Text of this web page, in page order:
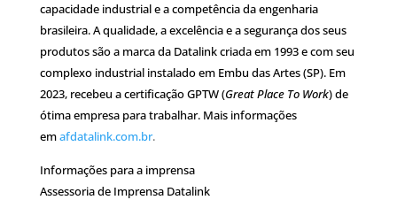
capacidade industrial e a competência da engenharia
brasileira. A qualidade, a excelência e a segurança dos seus
produtos são a marca da Datalink criada em 1993 e com seu
complexo industrial instalado em Embu das Artes (SP). Em
2023, recebeu a certificação GPTW (Great Place To Work) de
ótima empresa para trabalhar. Mais informações
emafdatalink.com.br.
Informações para a imprensa
Assessoria de Imprensa Datalink